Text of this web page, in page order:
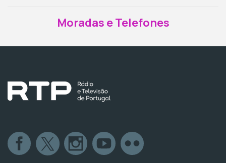
Moradas e Telefones